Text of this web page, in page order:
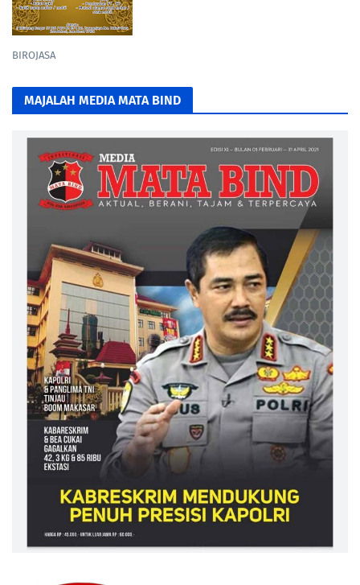
BIROJASA
MAJALAH MEDIA MATA BIND